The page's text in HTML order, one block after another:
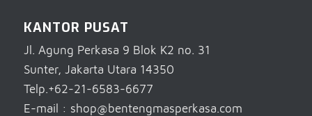
KANTOR PUSAT
Jl. Agung Perkasa 9 Blok K2 no. 31
Sunter, Jakarta Utara 14350
Telp.+62-21-6583-6677
E-mail : shop@bentengmasperkasa.com